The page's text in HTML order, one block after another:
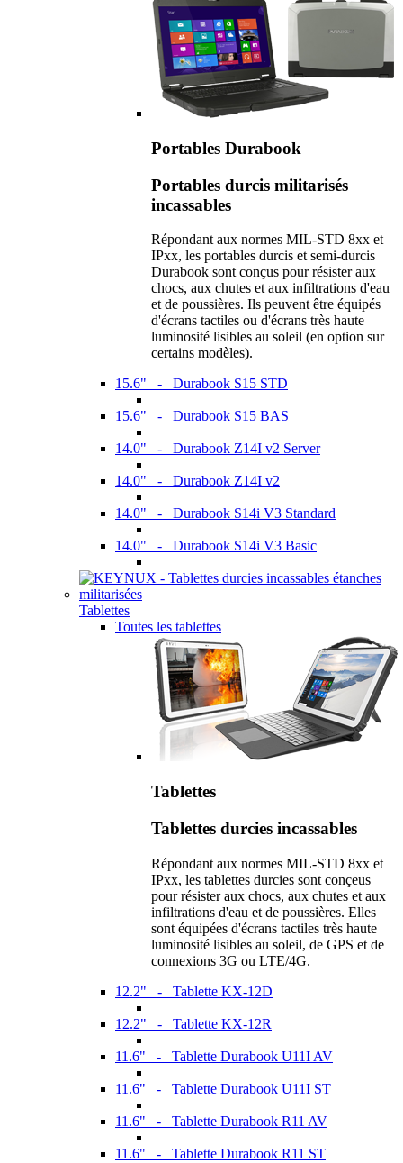
Portables Durabook
Portables durcis militarisés
incassables
Répondant aux normes MIL-STD 8xx et
IPxx, les portables durcis et semi-durcis
Durabook sont conçus pour résister aux
chocs, aux chutes et aux infiltrations d'eau
et de poussières. Ils peuvent être équipés
d'écrans tactiles ou d'écrans très haute
luminosité lisibles au soleil (en option sur
certains modèles).
15.6" - Durabook S15 STD
15.6" - Durabook S15 BAS
14.0" - Durabook Z14I v2 Server
14.0" - Durabook Z14I v2
14.0" - Durabook S14i V3 Standard
14.0" - Durabook S14i V3 Basic
Tablettes
Toutes les tablettes
Tablettes
Tablettes durcies incassables
Répondant aux normes MIL-STD 8xx et
IPxx, les tablettes durcies sont conçeus
pour résister aux chocs, aux chutes et aux
infiltrations d'eau et de poussières. Elles
sont équipées d'écrans tactiles très haute
luminosité lisibles au soleil, de GPS et de
connexions 3G ou LTE/4G.
12.2" - Tablette KX-12D
12.2" - Tablette KX-12R
11.6" - Tablette Durabook U11I AV
11.6" - Tablette Durabook U11I ST
11.6" - Tablette Durabook R11 AV
11.6" - Tablette Durabook R11 ST